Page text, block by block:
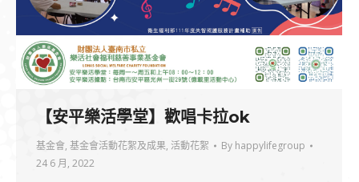
【安平樂活學堂】歡唱卡拉ok
基金會, 基金會活動花絮及成果, 活動花絮 By happylifegroup
24 6 月, 2022